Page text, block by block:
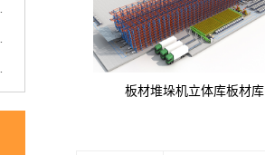
板材堆垛机立体库板材库